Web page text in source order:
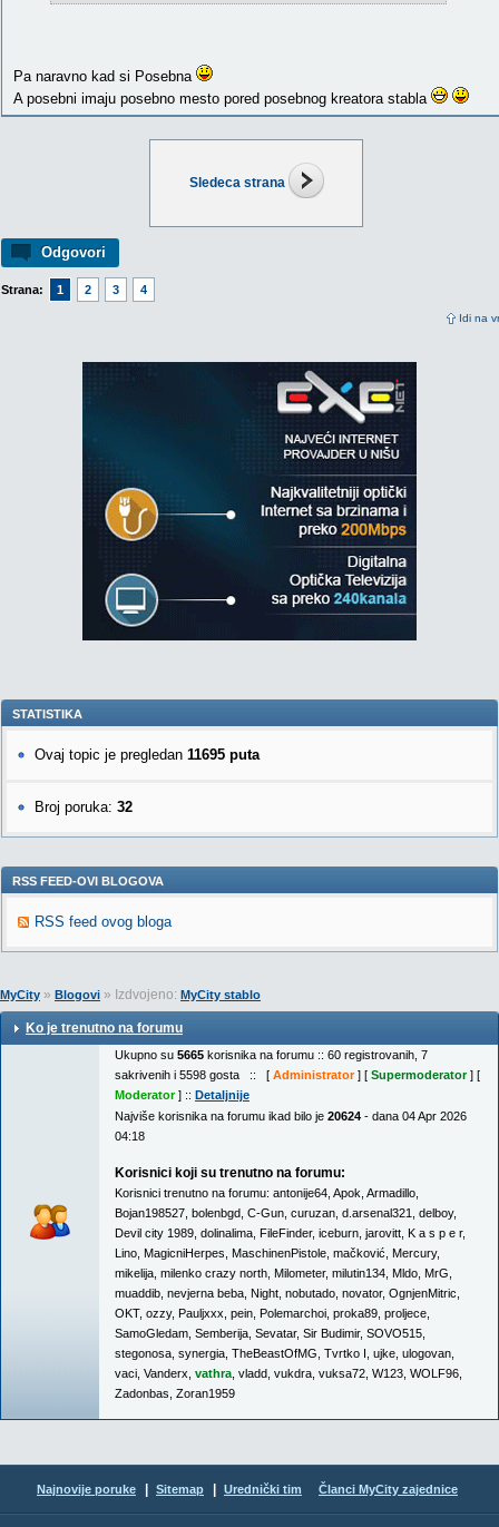
Sledeca strana
Odgovori
Strana: 1 2 3 4
Idi na
Pa naravno kad si Posebna
A posebni imaju posebno mesto pored posebnog kreatora stabla
STATISTIKA
Ovaj topic je pregledan 11695 puta
Broj poruka: 32
RSS FEED-OVI BLOGOVA
RSS feed ovog bloga
MyCity » Blogovi » Izdvojeno: MyCity stablo
Ko je trenutno na forumu
Ukupno su 5665 korisnika na forumu :: 60 registrovanih, 7
sakrivenih i 5598 gosta :: [ Administrator] [ Supermoderator] [
Moderator] :: Detaljnije
Najviše korisnika na forumu ikad bilo je 20624 - dana 04 Apr 2026
04:18
Korisnici koji su trenutno na forumu:
Korisnici trenutno na forumu: antonije64 Apok Armadillo
Bojan198527 bolenbgd C-Gun curuzan d.arsenal321 delboy,
Devil city 1989 dolinalima FileFinder, iceburn jarovitt K a s p e r,
Lino MagicniHerpes MaschinenPistole mačković Mercury,
mikelija milenko crazy north Milometer, milutin134 Mldo MrG
muaddib nevjerna beba Night nobutado novator, OgnjenMitric
OKT, ozzy, Pauljxxx pein Polemarchoi proka89 proljece
SamoGledam Semberija Sevatar, Sir Budimir, SOVO515
stegonosa synergia TheBeastOfMG Tvrtko I ujke ulogovan
vaci Vanderx vathra vladd vukdra vuksa72 W123 WOLF96
Zadonbas Zoran1959
Najnovije poruke Sitemap Urednički tim Članci MyCity zajednice